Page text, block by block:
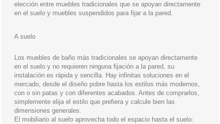
elección entre muebles tradicionales que se apoyan directamente
en el suelo y muebles suspendidos para fijar a la pared.
A suelo
Los muebles de baño más tradicionales se apoyan directamente
en el suelo y no requieren ninguna fijación a la pared, su
instalación es rápida y sencilla. Hay infinitas soluciones en el
mercado, desde el diseño pobre hasta los estilos más modernos,
con o sin patas y con diferentes acabados. Antes de comprarlos,
simplemente elija el estilo que prefiera y calcule bien las
dimensiones generales.
El mobiliario al suelo aprovecha todo el espacio hasta el suelo: